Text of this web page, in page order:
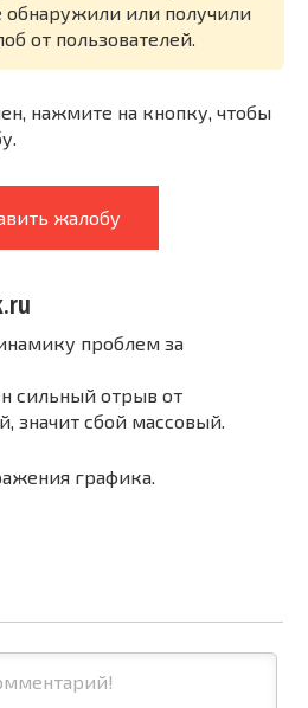
или получили
от пользователей.
нажмите на кнопку, чтобы
жалобу
проблем за
сильный отрыв от
значит сбой массовый.
графика.